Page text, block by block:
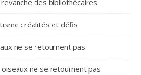
revanche des bibliothécaires
: réalités et défis
ne se retournent pas
oiseaux ne se retournent pas